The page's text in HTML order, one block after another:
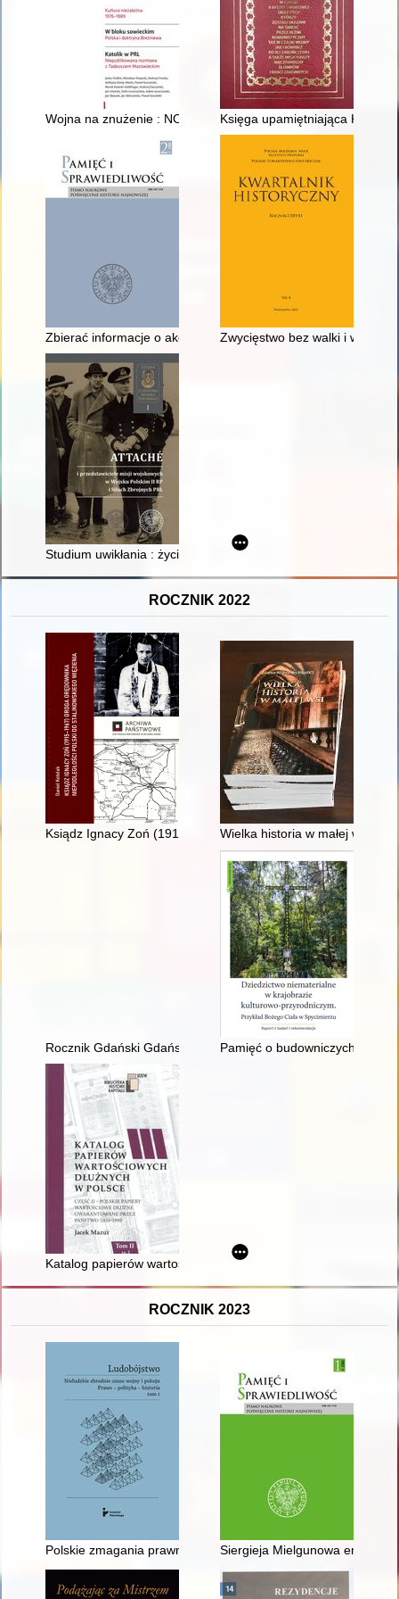
Wojna na znużenie : NOW-a a aparat przemocy 1982-1989
Księga upamiętniająca
Zbierać informacje o akcji przygotowawczej i sytuacji w
Zwycięstwo bez walki i
Studium uwikłania : życie i kariera attaché wojskowego w
ROCZNIK 2022
Ksiądz Ignacy Zoń (1915-1967) : droga orędownika
Wielka historia w małej wsi
Rocznik Gdański Gdańskiego Towarzystwa Naukowego. T. 80
Pamięć o budowniczych
Katalog papierów wartościowych dłużnych w Polsce. Cz. 2,
ROCZNIK 2023
Polskie zmagania prawne ze zbrodniami II wojny światowej :
Siergieja Mielgunowa